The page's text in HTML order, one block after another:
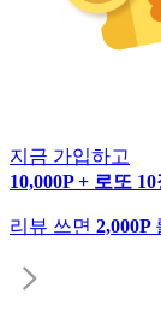
지금 가입하고
10,000P + 로또
리뷰 쓰면 2,000P